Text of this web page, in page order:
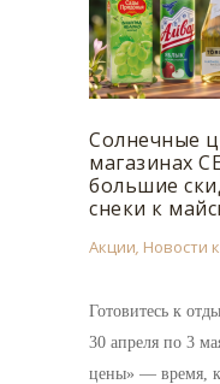
Солнечные
магазинах
большие
снеки к
Акции, Новости
Готовитесь к
30 апреля по 3
цены» — время,